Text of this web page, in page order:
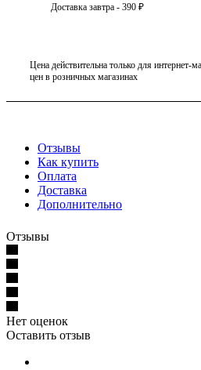
Доставка завтра - 390 ₽
Цена действительна только для интернет-
цен в розничных магазинах
Отзывы
Как купить
Оплата
Доставка
Дополнительно
Отзывы
Нет оценок
Оставить отзыв